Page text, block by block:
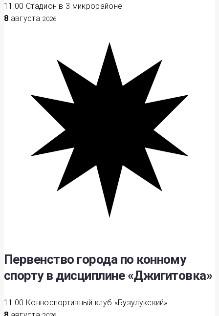
11:00 Стадион в 3 микрорайоне
8 августа 2026
Первенство города по конному
спорту в дисциплине «Джигитовка»
11:00 Конноспортивный клуб «Бузулукский»